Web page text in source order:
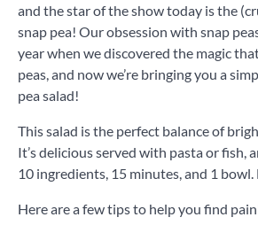
and the star of the show today is the
snap pea! Our obsession with snap
year when we discovered the magic
peas, and now we’re bringing you a
pea salad!
This salad is the perfect balance of
It’s delicious served with pasta or fish,
10 ingredients, 15 minutes, and 1 bowl.
Here are a few tips to help you find